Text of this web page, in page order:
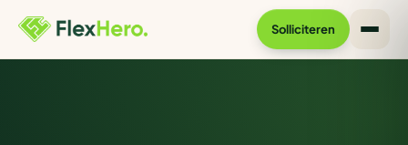
Solliciteren